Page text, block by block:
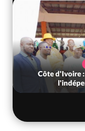
Côte d'Ivoire